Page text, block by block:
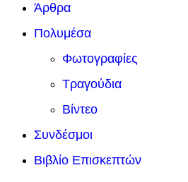
Άρθρα
Πολυμέσα
Φωτογραφίες
Τραγούδια
Βίντεο
Συνδέσμοι
Βιβλίο Επισκεπτών